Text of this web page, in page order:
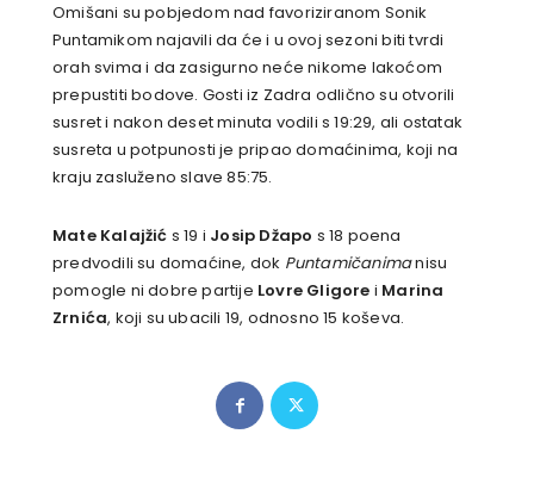
Omišani su pobjedom nad favoriziranom Sonik
Puntamikom najavili da će i u ovoj sezoni biti tvrdi
orah svima i da zasigurno neće nikome lakoćom
prepustiti bodove. Gosti iz Zadra odlično su otvorili
susret i nakon deset minuta vodili s 19:29, ali ostatak
susreta u potpunosti je pripao domaćinima, koji na
kraju zasluženo slave 85:75.
Mate Kalajžić s 19 i Josip Džapo s 18 poena
predvodili su domaćine, dok Puntamičanimanisu
pomogle ni dobre partije Lovre Gligore i Marina
Zrnića, koji su ubacili 19, odnosno 15 koševa.